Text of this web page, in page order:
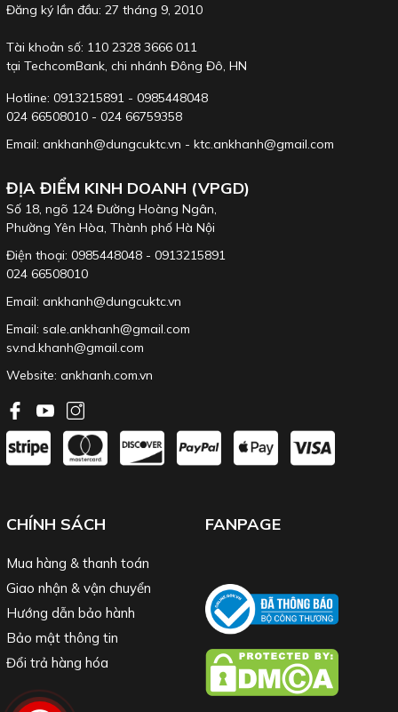
Đăng ký lần đầu: 27 tháng 9, 2010
Tài khoản số: 110 2328 3666 011
tại TechcomBank, chi nhánh Đông Đô, HN
Hotline: 0913215891 - 0985448048
024 66508010 - 024 66759358
Email: ankhanh@dungcuktc.vn - ktc.ankhanh@gmail.com
ĐỊA ĐIỂM KINH DOANH (VPGD)
Số 18, ngõ 124 Đường Hoàng Ngân,
Phường Yên Hòa, Thành phố Hà Nội
Điện thoại: 0985448048 - 0913215891
024 66508010
Email: ankhanh@dungcuktc.vn
Email: sale.ankhanh@gmail.com
sv.nd.khanh@gmail.com
Website: ankhanh.com.vn
CHÍNH SÁCH
Mua hàng & thanh toán
Giao nhận & vận chuyển
Hướng dẫn bảo hành
Bảo mật thông tin
Đổi trả hàng hóa
FANPAGE